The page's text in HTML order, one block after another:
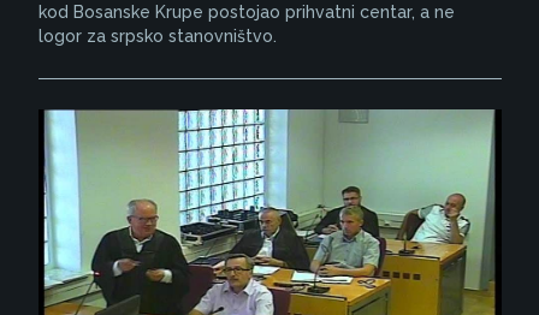
kod Bosanske Krupe postojao prihvatni centar, a ne
logor za srpsko stanovništvo.